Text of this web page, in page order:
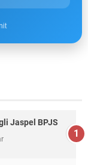
Jaspel BPJS